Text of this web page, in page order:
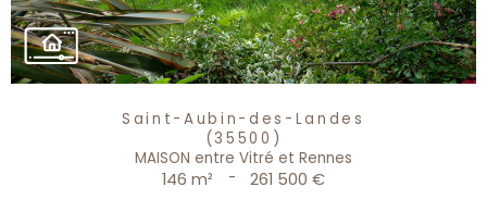
Saint-Aubin-des-Landes
(35500)
MAISON entre Vitré et Rennes
146 m² - 261 500 €